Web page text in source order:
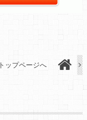
トップページへ